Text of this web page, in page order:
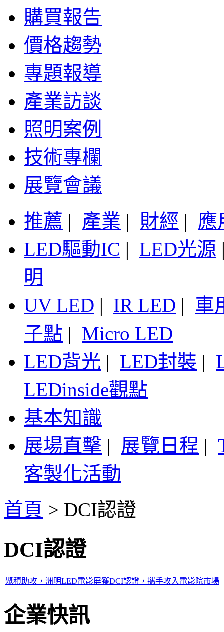
購買報告
價格趨勢
專題報導
產業訪談
照明案例
技術專欄
展覽會議
推薦 | 產業 | 財經 | 應
LED驅動IC | LED光源
明
UV LED | IR LED | 車
子點 | Micro LED
LED背光 | LED封裝 |
LEDinside觀點
基本知識
展場直擊 | 展覽日程 |
客製化活動
首頁 > DCI認證
DCI認證
聚積助攻，洲明LED電影屏獲DCI認證，攜手攻入電影院市場
企業快訊